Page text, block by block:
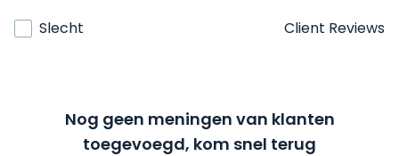
Slecht
Client Reviews
Nog geen meningen van klanten
toegevoegd, kom snel terug